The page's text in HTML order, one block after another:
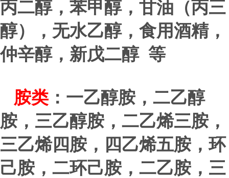
丙二醇，苯甲醇，甘油（丙三
醇），无水乙醇，食用酒精，
仲辛醇，新戊二醇 等
胺类 ：一乙醇胺，二乙醇
胺，三乙醇胺，二乙烯三胺，
三乙烯四胺，四乙烯五胺，环
己胺，二环己胺，二乙胺，三